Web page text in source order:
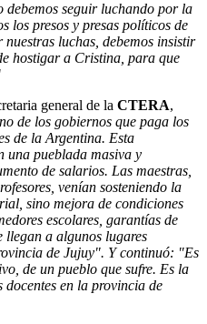
debemos seguir luchando por la
los presos y presas políticos de
luchas, debemos insistir
hostigar a Cristina, para que
general de la CTERA,
de los gobiernos que paga los
de la Argentina. Esta
una pueblada masiva y
de salarios. Las maestras,
venían sosteniendo la
sino mejora de condiciones
escolares, garantías de
llegan a algunos lugares
de Jujuy". Y continuó: "Es
de un pueblo que sufre. Es la
docentes en la provincia de